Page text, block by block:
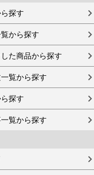
探す
から探す
た商品から探す
覧から探す
探す
覧から探す